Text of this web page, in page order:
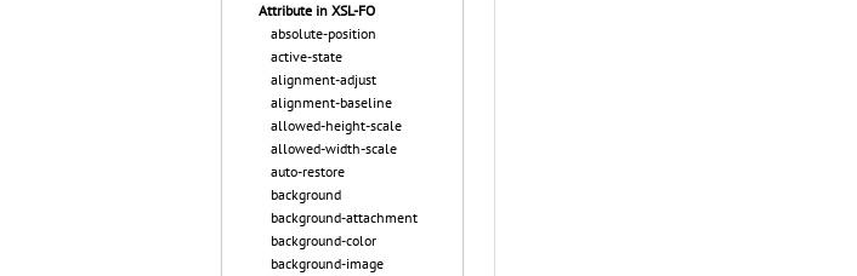
Attribute in XSL-FO
absolute-position
active-state
alignment-adjust
alignment-baseline
allowed-height-scale
allowed-width-scale
auto-restore
background
background-attachment
background-color
background-image